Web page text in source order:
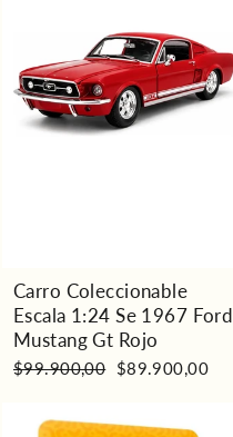
Carro Coleccionable
Escala 1:24 Se 1967 Ford
Mustang Gt Rojo
Precio
$99.900,00 Precio
$89.900,00